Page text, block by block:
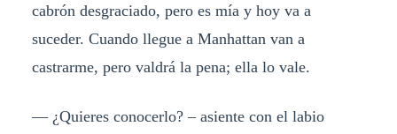
cabrón desgraciado, pero es mía y hoy va a
suceder. Cuando llegue a Manhattan van a
castrarme, pero valdrá la pena; ella lo vale.
— ¿Quieres conocerlo? – asiente con el labio